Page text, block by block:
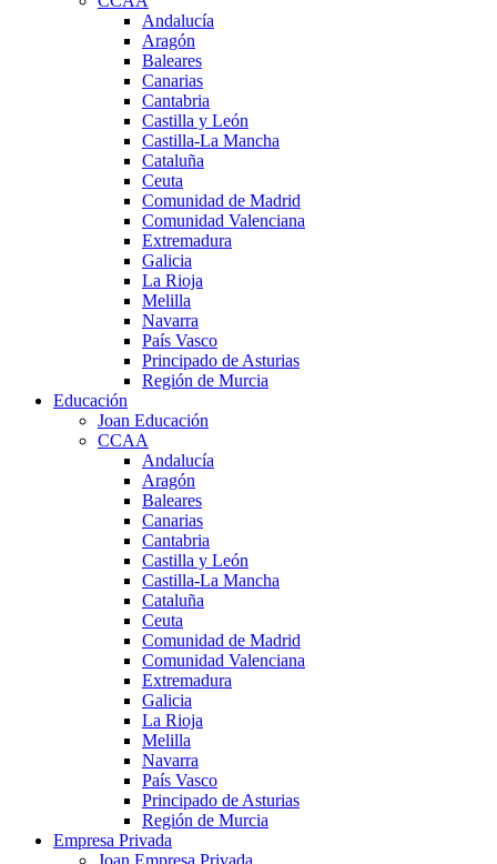
Andalucía
Aragón
Baleares
Canarias
Cantabria
Castilla y León
Castilla-La Mancha
Cataluña
Ceuta
Comunidad de Madrid
Comunidad Valenciana
Extremadura
Galicia
La Rioja
Melilla
Navarra
País Vasco
Principado de Asturias
Región de Murcia
Educación
Joan Educación
CCAA
Andalucía
Aragón
Baleares
Canarias
Cantabria
Castilla y León
Castilla-La Mancha
Cataluña
Ceuta
Comunidad de Madrid
Comunidad Valenciana
Extremadura
Galicia
La Rioja
Melilla
Navarra
País Vasco
Principado de Asturias
Región de Murcia
Empresa Privada
Joan Empresa Privada